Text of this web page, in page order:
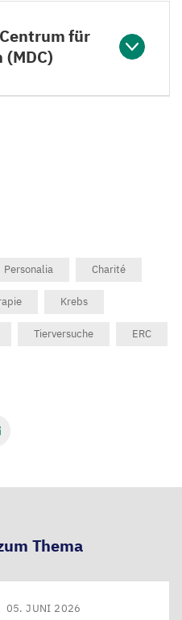
für
Personalia Charité
Krebs
Tierversuche ERC
Thema
05. JUNI 2026